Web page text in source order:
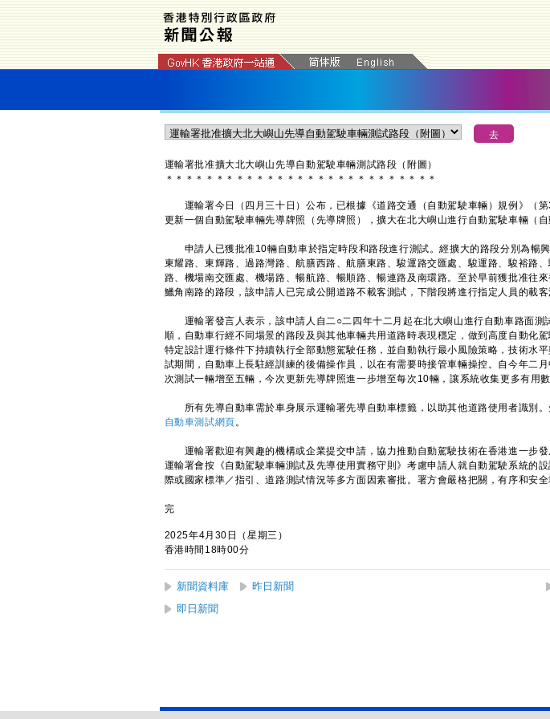
運輸署批准擴大北大嶼山先導自動駕駛車輛測試路段（附圖）
＊ ＊ ＊ ＊ ＊ ＊ ＊ ＊ ＊ ＊ ＊ ＊ ＊ ＊ ＊ ＊ ＊ ＊ ＊ ＊ ＊ ＊ ＊ ＊ ＊ ＊ ＊
運輸署今日（四月三十日）公布，已根據《道路交通（自動駕駛車輛）規例》（
更新一個自動駕駛車輛先導牌照（先導牌照），擴大在北大嶼山進行自動駕駛車輛（自
申請人已獲批准10輛自動車於指定時段和路段進行測試。經擴大的路段分別為暢興
東耀路、東輝路、過路灣路、航膳西路、航膳東路、駿運路交匯處、駿運路、駿裕路
路、機場南交匯處、機場路、暢航路、暢順路、暢連路及南環路。至於早前獲批准往
鱲角南路的路段，該申請人已完成公開道路不載客測試，下階段將進行指定人員的載客
運輸署發言人表示，該申請人自二○二四年十二月起在北大嶼山進行自動車路面測
順，自動車行經不同場景的路段及與其他車輛共用道路時表現穩定，做到高度自動化
特定設計運行條件下持續執行全部動態駕駛任務，並自動執行最小風險策略，技術水
試期間，自動車上長駐經訓練的後備操作員，以在有需要時接管車輛操控。自今年二
次測試一輛增至五輛，今次更新先導牌照進一步增至每次10輛，讓系統收集更多有用數
所有先導自動車需於車身展示運輸署先導自動車標籤，以助其他道路使用者識別。
自動車測試網頁。
運輸署歡迎有興趣的機構或企業提交申請，協力推動自動駕駛技術在香港進一步發
運輸署會按《自動駕駛車輛測試及先導使用實務守則》考慮申請人就自動駕駛系統的
際或國家標準／指引、道路測試情況等多方面因素審批。署方會嚴格把關，有序和安全
完
2025年4月30日（星期三）
香港時間18時00分
新聞資料庫 昨日新聞
即日新聞